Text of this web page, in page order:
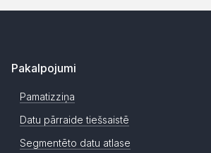
Pakalpojumi
Pamatizziņa
Datu pārraide tiešsaistē
Segmentēto datu atlase